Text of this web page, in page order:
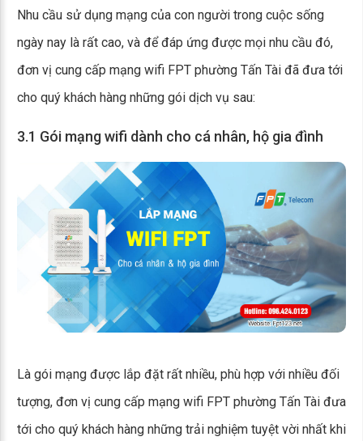
Nhu cầu sử dụng mạng của con người trong cuộc sống
ngày nay là rất cao, và để đáp ứng được mọi nhu cầu đó,
đơn vị cung cấp mạng wifi FPT phường Tấn Tài đã đưa tới
cho quý khách hàng những gói dịch vụ sau:
3.1 Gói mạng wifi dành cho cá nhân, hộ gia đình
Là gói mạng được lắp đặt rất nhiều, phù hợp với nhiều đối
tượng, đơn vị cung cấp mạng wifi FPT phường Tấn Tài đưa
tới cho quý khách hàng những trải nghiệm tuyệt vời nhất khi